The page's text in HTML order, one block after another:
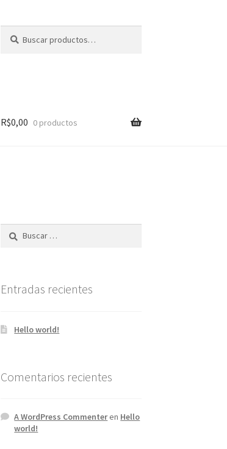
por:
R$0,00 0 productos
Buscar:
Entradas recientes
Hello world!
Comentarios recientes
A WordPress Commenteren Hello
world!